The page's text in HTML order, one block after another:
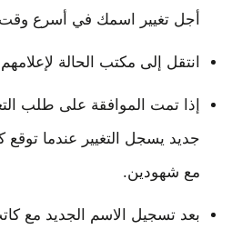
أجل تغيير اسمك في أسرع
انتقل إلى مكتب الحالة
إذا تمت الموافقة على طلب
جديد يسجل التغيير عندما
مع شهودين.
بعد تسجيل الاسم الجديد مع